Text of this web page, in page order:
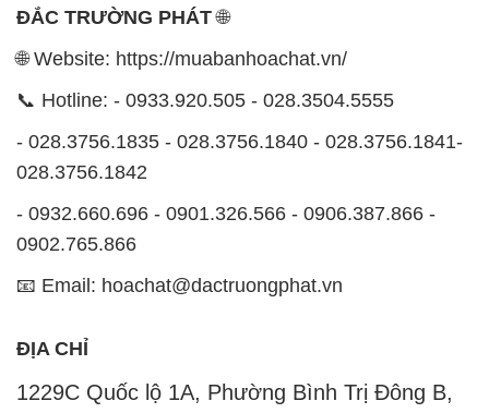
ĐẮC TRƯỜNG PHÁT🌐
🌐 Website: https://muabanhoachat.vn/
📞 Hotline: - 0933.920.505 - 028.3504.5555
- 028.3756.1835 - 028.3756.1840 - 028.3756.1841-
028.3756.1842
- 0932.660.696 - 0901.326.566 - 0906.387.866 -
0902.765.866
📧 Email: hoachat@dactruongphat.vn
ĐỊA CHỈ
1229C Quốc lộ 1A, Phường Bình Trị Đông B,